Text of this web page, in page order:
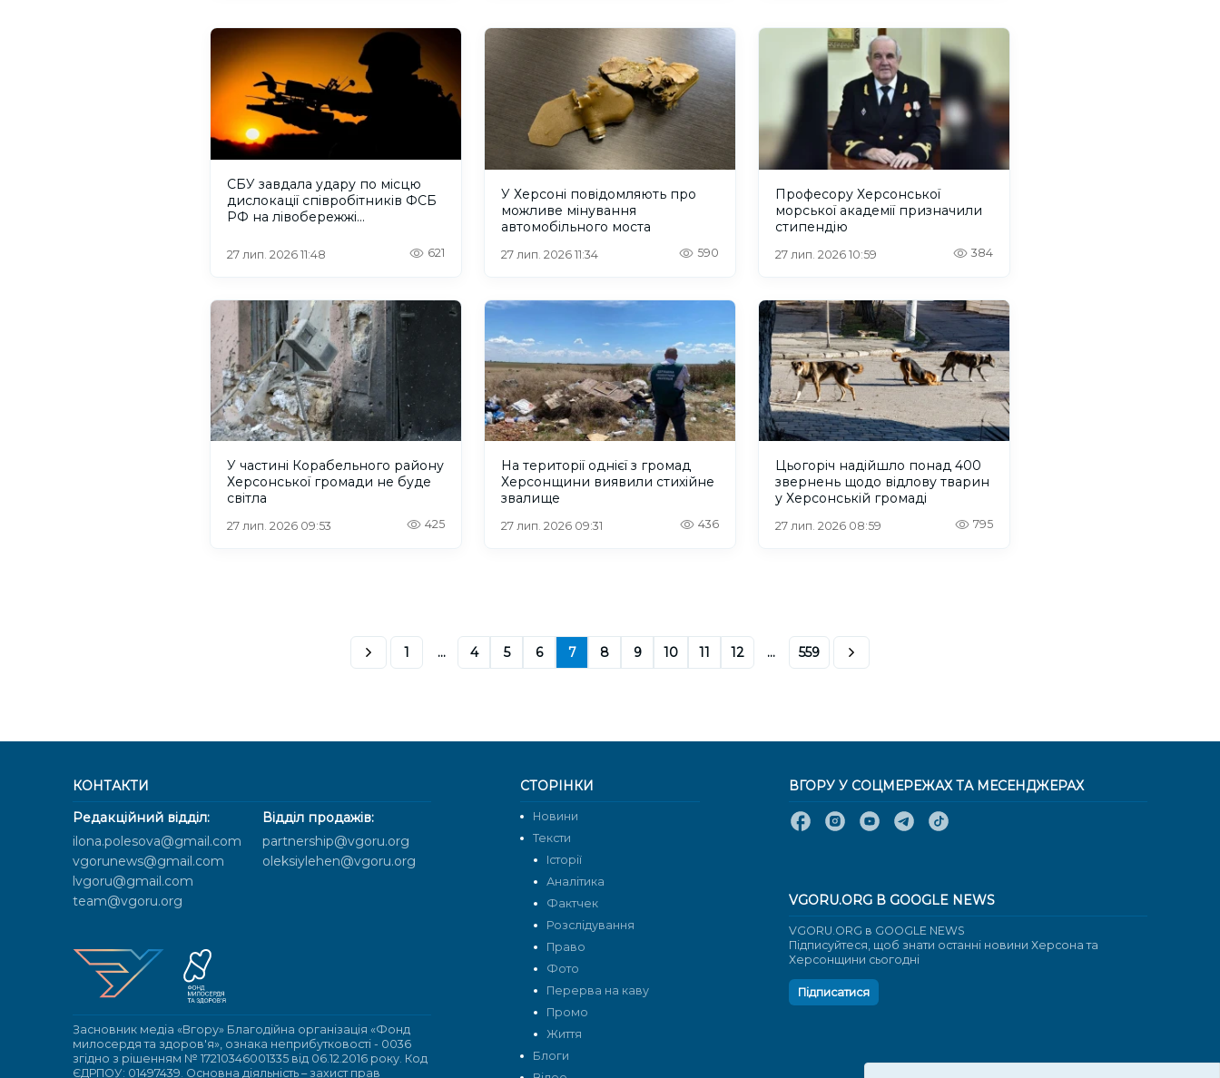
СБУ завдала удару по місцю
дислокації співробітників ФСБ
РФ на лівобережжі
27 лип. 2026 11:48 621
У Херсоні повідомляють про
можливе мінування
автомобільного моста
27 лип. 2026 11:34 590
Професору Херсонської
морської академії призначили
стипендію
27 лип. 2026 10:59 384
У частині Корабельного району
Херсонської громади не буде
світла
27 лип. 2026 09:53 425
На території однієї з громад
Херсонщини виявили стихійне
звалище
27 лип. 2026 09:31 436
Цьогоріч надійшло понад 400
звернень щодо відлову тварин
у Херсонській громаді
27 лип. 2026 08:59 795
1 ... 4 5 6 7 8 9 10 11 12 ... 559
КОНТАКТИ
Редакційний відділ:
ilona.polesova@gmail.com
vgorunews@gmail.com
lvgoru@gmail.com
team@vgoru.org
Відділ продажів:
partnership@vgoru.org
oleksiylehen@vgoru.org
Засновник медіа «Вгору» Благодійна організація «Фонд
милосердя та здоров'я», ознака неприбутковості - 0036
згідно з рішенням № 17210346001335 від 06.12.2016 року. Код
ЄДРПОУ: 01497439. Основна діяльність – захист прав
СТОРІНКИ
Новини
Тексти
Історії
Аналітика
Фактчек
Розслідування
Право
Фото
Перерва на каву
Промо
Життя
Блоги
ВГОРУ У СОЦМЕРЕЖАХ ТА МЕСЕНДЖЕРАХ
VGORU.ORG В GOOGLE NEWS
VGORU.ORG в GOOGLE NEWS
Підписуйтеся, щоб знати останні новини Херсона та
Херсонщини сьогодні
Підписатися